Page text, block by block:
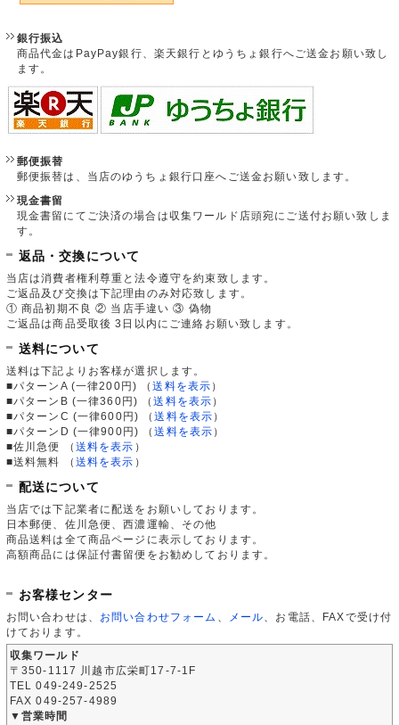
銀行振込
商品代金はPayPay銀行、楽天銀行とゆうちょ銀行へご送金お願い致し
ます。
郵便振替
郵便振替は、当店のゆうちょ銀行口座へご送金お願い致します。
現金書留
現金書留にてご決済の場合は収集ワールド店頭宛にご送付お願い致しま
す。
返品・交換について
当店は消費者権利尊重と法令遵守を約束致します。
ご返品及び交換は下記理由のみ対応致します。
① 商品初期不良 ② 当店手違い ③ 偽物
ご返品は商品受取後 3日以内にご連絡お願い致します。
送料について
送料は下記よりお客様が選択します。
■パターンA (一律200円)
（送料を表示 ）
■パターンB (一律360円)
（送料を表示 ）
■パターンC (一律600円)
（送料を表示 ）
■パターンD (一律900円)
（送料を表示 ）
■佐川急便
（ 送料を表示 ）
■送料無料
（ 送料を表示 ）
配送について
当店では下記業者に配送をお願いしております。
日本郵便、佐川急便、西濃運輸、その他
商品送料は全て商品ページに表示しております。
高額商品には保証付書留便をお勧めしております。
お客様センター
お問い合わせは、 お問い合わせフォーム メール 、お電話、FAXで受け付
けております。
収集ワールド
〒350-1117 川越市広栄町17-7-1F
TEL 049-249-2525
FAX 049-257-4989
▼営業時間